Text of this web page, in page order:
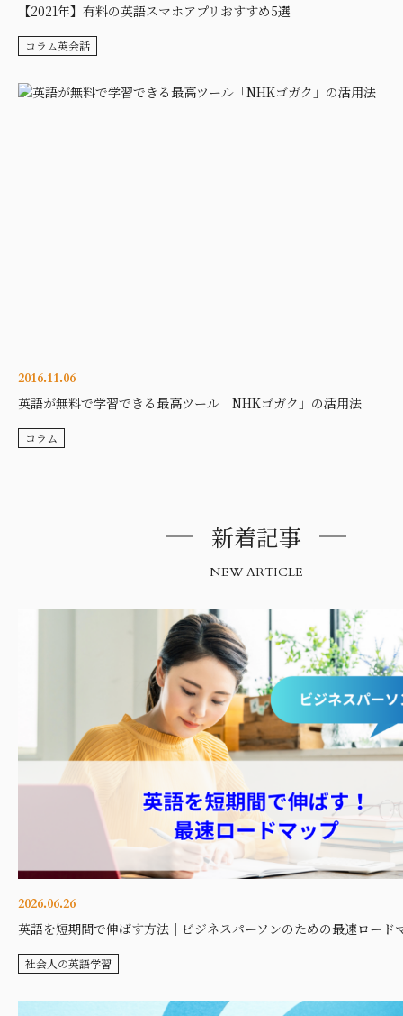
【2021年】有料の英語スマホアプリおすすめ5選
コラム英会話
2016.11.06
英語が無料で学習できる最高ツール「NHKゴガク」の活用法
コラム
新着記事
NEW ARTICLE
2026.06.26
英語を短期間で伸ばす方法｜ビジネスパーソンのための最速ロード
社会人の英語学習